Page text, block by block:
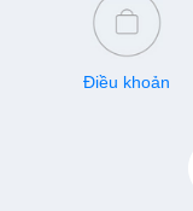
Điều khoản